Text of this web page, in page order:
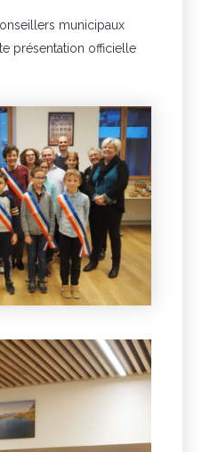
municipaux
présentation officielle